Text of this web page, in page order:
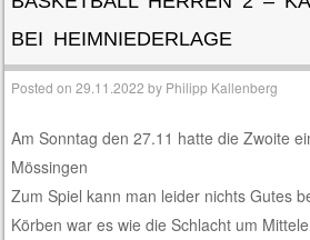
BEI HEIMNIEDERLAGE
Posted on29.11.2022 by Philipp Kallenberg
Am Sonntag den 27.11 hatte die Zwoite
Mössingen
Zum Spiel kann man leider nichts Gutes
Körben war es wie die Schlacht um